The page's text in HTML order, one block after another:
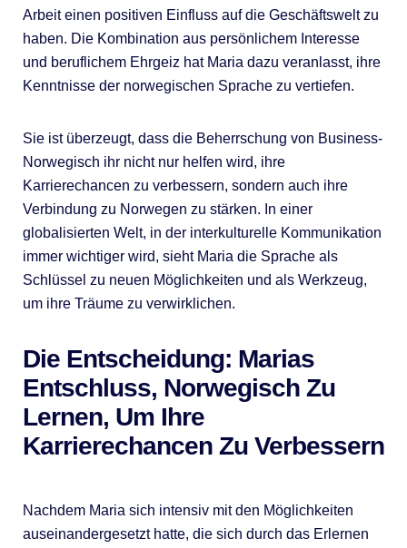
Arbeit einen positiven Einfluss auf die Geschäftswelt zu
haben. Die Kombination aus persönlichem Interesse
und beruflichem Ehrgeiz hat Maria dazu veranlasst, ihre
Kenntnisse der norwegischen Sprache zu vertiefen.
Sie ist überzeugt, dass die Beherrschung von Business-
Norwegisch ihr nicht nur helfen wird, ihre
Karrierechancen zu verbessern, sondern auch ihre
Verbindung zu Norwegen zu stärken. In einer
globalisierten Welt, in der interkulturelle Kommunikation
immer wichtiger wird, sieht Maria die Sprache als
Schlüssel zu neuen Möglichkeiten und als Werkzeug,
um ihre Träume zu verwirklichen.
Die Entscheidung: Marias
Entschluss, Norwegisch Zu
Lernen, Um Ihre
Karrierechancen Zu Verbessern
Nachdem Maria sich intensiv mit den Möglichkeiten
auseinandergesetzt hatte, die sich durch das Erlernen